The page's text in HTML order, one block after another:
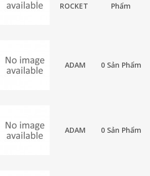
ROCKET
Phẩm
ADAM 0 Sản Phẩm
ADAM 0 Sản Phẩm